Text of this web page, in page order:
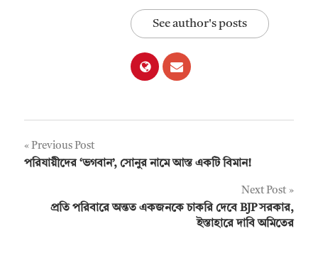
See author's posts
Post
Previous Post
পরিযায়ীদের ‘ভগবান’, সোনুর নামে আস্ত একটি বিমান!
Next Post
প্রতি পরিবারে অন্তত একজনকে চাকরি দেবে BJP সরকার,
ইস্তাহারে দাবি অমিতের